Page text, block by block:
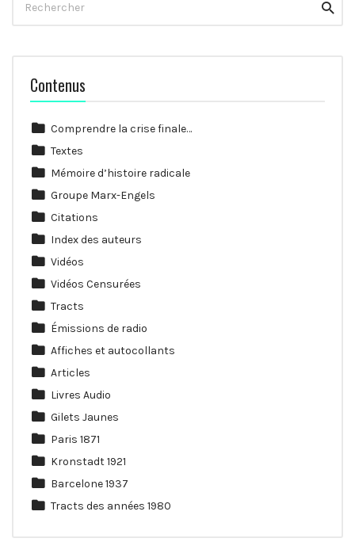
Contenus
Comprendre la crise finale…
Textes
Mémoire d’histoire radicale
Groupe Marx-Engels
Citations
Index des auteurs
Vidéos
Vidéos Censurées
Tracts
Émissions de radio
Affiches et autocollants
Articles
Livres Audio
Gilets Jaunes
Paris 1871
Kronstadt 1921
Barcelone 1937
Tracts des années 1980